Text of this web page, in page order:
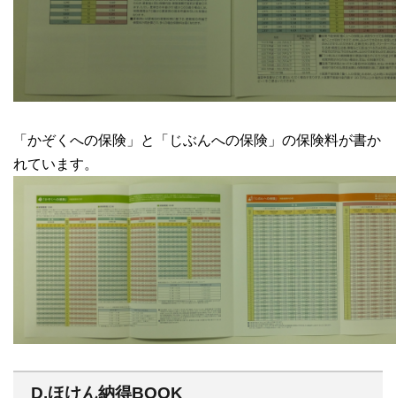
「かぞくへの保険」と「じぶんへの保険」の保険料が書か
れています。
D.ほけん納得BOOK